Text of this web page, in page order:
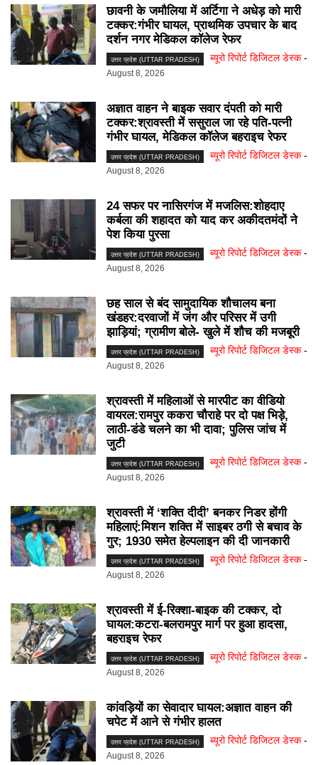
छावनी के जमौलिया में अर्टिगा ने अधेड़ को मारी
टक्कर:गंभीर घायल, प्राथमिक उपचार के बाद
दर्शन नगर मेडिकल कॉलेज रेफर
उत्तर प्रदेश (UTTAR PRADESH) ब्यूरो रिपोर्ट डिजिटल डेस्क -
August 8, 2026
अज्ञात वाहन ने बाइक सवार दंपती को मारी
टक्कर:श्रावस्ती में ससुराल जा रहे पति-पत्नी
गंभीर घायल, मेडिकल कॉलेज बहराइच रेफर
उत्तर प्रदेश (UTTAR PRADESH) ब्यूरो रिपोर्ट डिजिटल डेस्क -
August 8, 2026
24 सफर पर नासिरगंज में मजलिस:शोहदाए
कर्बला की शहादत को याद कर अकीदतमंदों ने
पेश किया पुरसा
उत्तर प्रदेश (UTTAR PRADESH) ब्यूरो रिपोर्ट डिजिटल डेस्क -
August 8, 2026
छह साल से बंद सामुदायिक शौचालय बना
खंडहर:दरवाजों में जंग और परिसर में उगी
झाड़ियां; ग्रामीण बोले- खुले में शौच की मजबूरी
उत्तर प्रदेश (UTTAR PRADESH) ब्यूरो रिपोर्ट डिजिटल डेस्क -
August 8, 2026
श्रावस्ती में महिलाओं से मारपीट का वीडियो
वायरल:रामपुर ककरा चौराहे पर दो पक्ष भिड़े,
लाठी-डंडे चलने का भी दावा; पुलिस जांच में
जुटी
उत्तर प्रदेश (UTTAR PRADESH) ब्यूरो रिपोर्ट डिजिटल डेस्क -
August 8, 2026
श्रावस्ती में ‘शक्ति दीदी’ बनकर निडर होंगी
महिलाएं:मिशन शक्ति में साइबर ठगी से बचाव के
गुर; 1930 समेत हेल्पलाइन की दी जानकारी
उत्तर प्रदेश (UTTAR PRADESH) ब्यूरो रिपोर्ट डिजिटल डेस्क -
August 8, 2026
श्रावस्ती में ई-रिक्शा-बाइक की टक्कर, दो
घायल:कटरा-बलरामपुर मार्ग पर हुआ हादसा,
बहराइच रेफर
उत्तर प्रदेश (UTTAR PRADESH) ब्यूरो रिपोर्ट डिजिटल डेस्क -
August 8, 2026
कांवड़ियों का सेवादार घायल:अज्ञात वाहन की
चपेट में आने से गंभीर हालत
उत्तर प्रदेश (UTTAR PRADESH) ब्यूरो रिपोर्ट डिजिटल डेस्क -
August 8, 2026